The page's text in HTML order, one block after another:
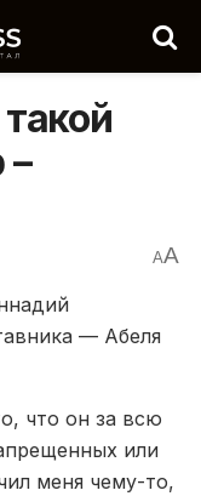
–
AA
— Абеля
что он за всю
или
меня чему-то,